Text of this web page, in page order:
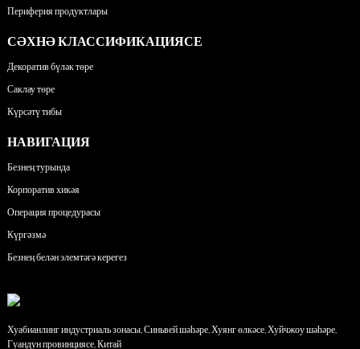
Периферия продуктлары
СӘХНӘ КЛАССИФИКАЦИЯСЕ
Декоратив бүләк төре
Саклау төре
Күрсәтү тибы
НАВИГАЦИЯ
Безнең турында
Корпоратив хикәя
Операция процедурасы
Күргәзмә
Безнең белән элемтәгә керегез
Хуабианлинг индустриаль зонасы, Синьвей шәһәре, Хуянг өлкәсе, Хуйчжоу шәһәре,
Гуандун провинциясе, Китай